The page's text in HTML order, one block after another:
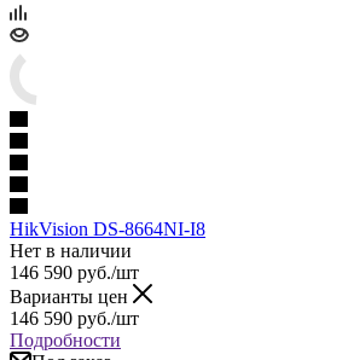
HikVision DS-8664NI-I8
Нет в наличии
146 590 руб./шт
Варианты цен
146 590 руб./шт
Подробности